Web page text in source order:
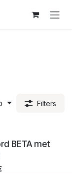
Filters
BETA met